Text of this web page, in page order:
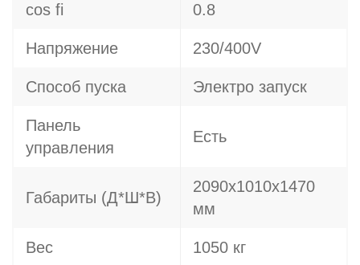
cos fi 0.8
Напряжение 230/400V
Способ пуска Электро запуск
Панель
управления
Есть
Габариты (Д*Ш*В)
2090х1010х1470
мм
Вес 1050 кг